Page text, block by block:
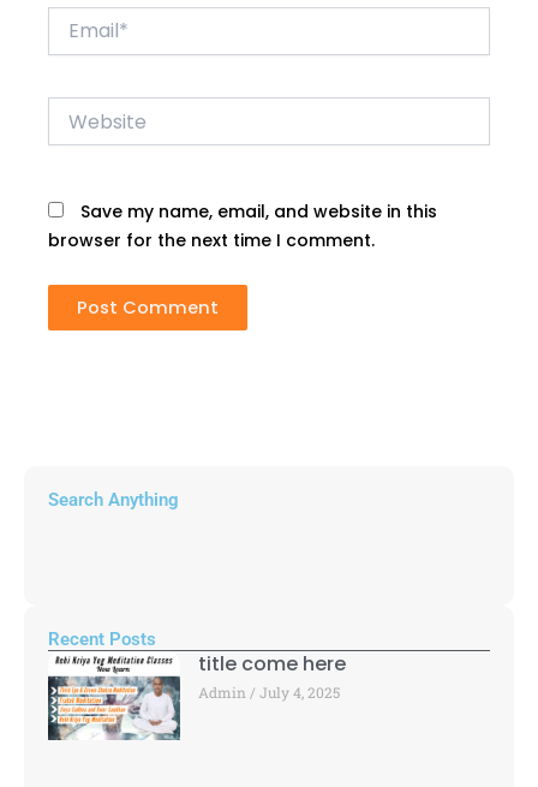
Website
Save my name, email, and website in this
browser for the next time I comment.
Search Anything
Recent Posts
title come here
Admin July 4, 2025